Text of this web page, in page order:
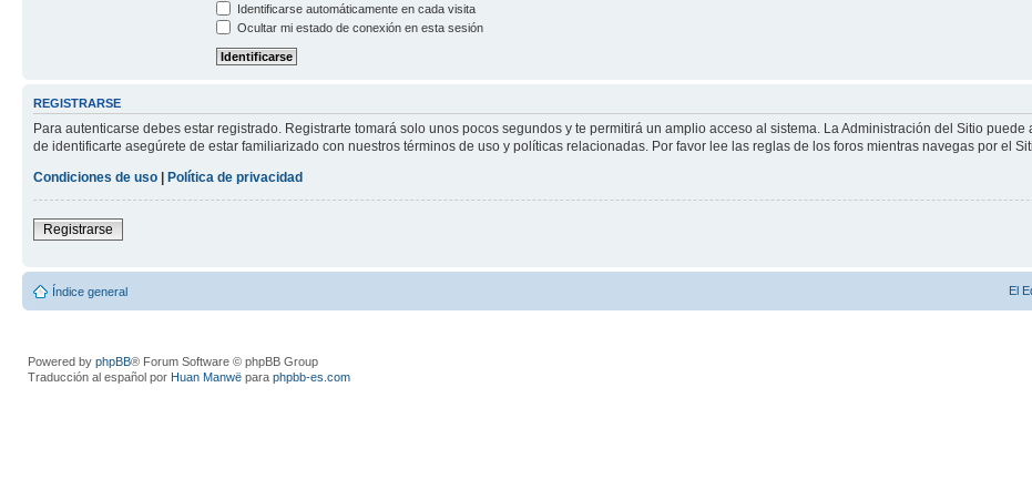
Identificarse automáticamente en cada visita
Ocultar mi estado de conexión en esta sesión
REGISTRARSE
Para autenticarse debes estar registrado. Registrarte tomará solo unos pocos segundos y te permitirá un amplio acceso al sistema. La Administración del Sitio
de identificarte asegúrete de estar familiarizado con nuestros términos de uso y políticas relacionadas. Por favor lee las reglas de los foros mientras navegas por el
Condiciones de uso
Política de privacidad
Registrarse
Índice general El
Powered by phpBB® Forum Software © phpBB Group
Traducción al español por Huan Manwë para phpbb-es.com